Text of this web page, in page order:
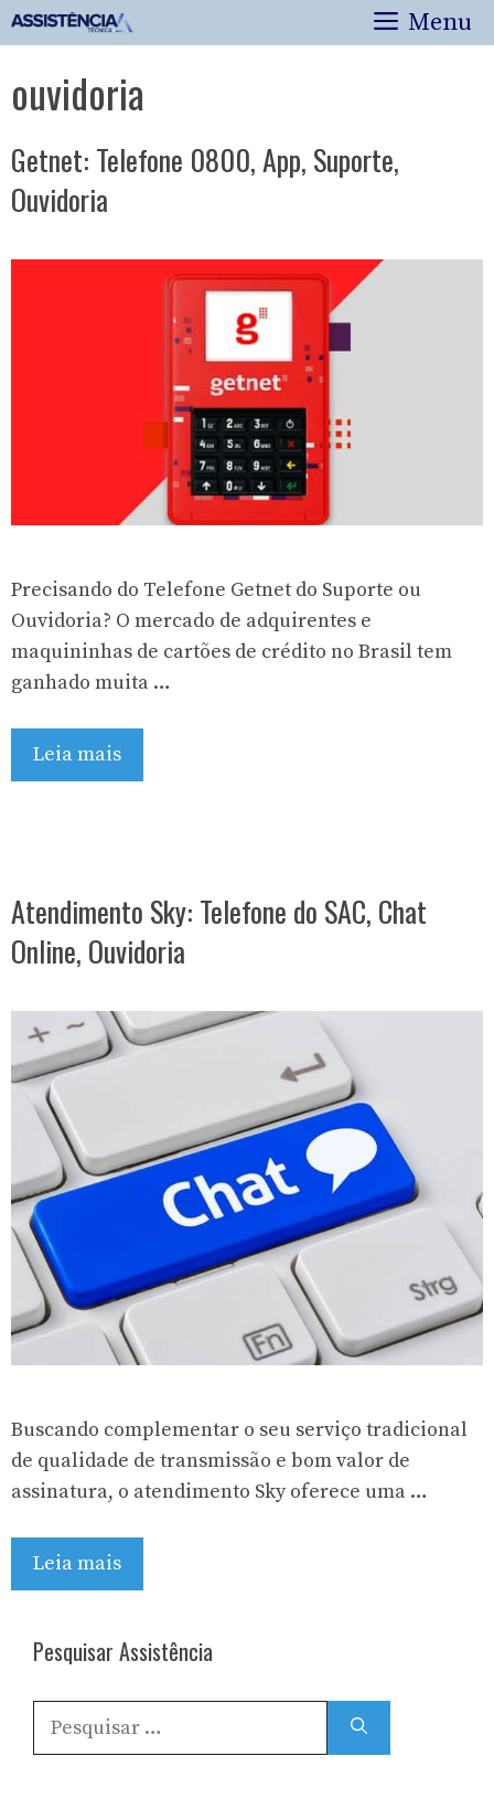
Pular
para
conteúdo
Menu
ouvidoria
Getnet: Telefone 0800, App, Suporte,
Ouvidoria
Precisando do Telefone Getnet do Suporte ou
Ouvidoria? O mercado de adquirentes e
maquininhas de cartões de crédito no Brasil tem
ganhado muita …
Leia mais
Atendimento Sky: Telefone do SAC, Chat
Online, Ouvidoria
Buscando complementar o seu serviço tradicional
de qualidade de transmissão e bom valor de
assinatura, o atendimento Sky oferece uma …
Leia mais
Pesquisar Assistência
Pesquisar
por: